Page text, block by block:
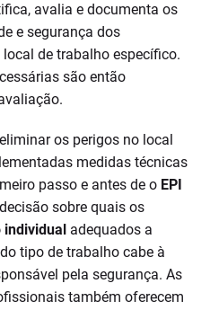
avalia e documenta os
e segurança dos
de trabalho específico.
são então
os perigos no local
medidas técnicas
passo e antes de o EPI
sobre quais os
individual adequados a
tipo de trabalho cabe à
pela segurança. As
também oferecem